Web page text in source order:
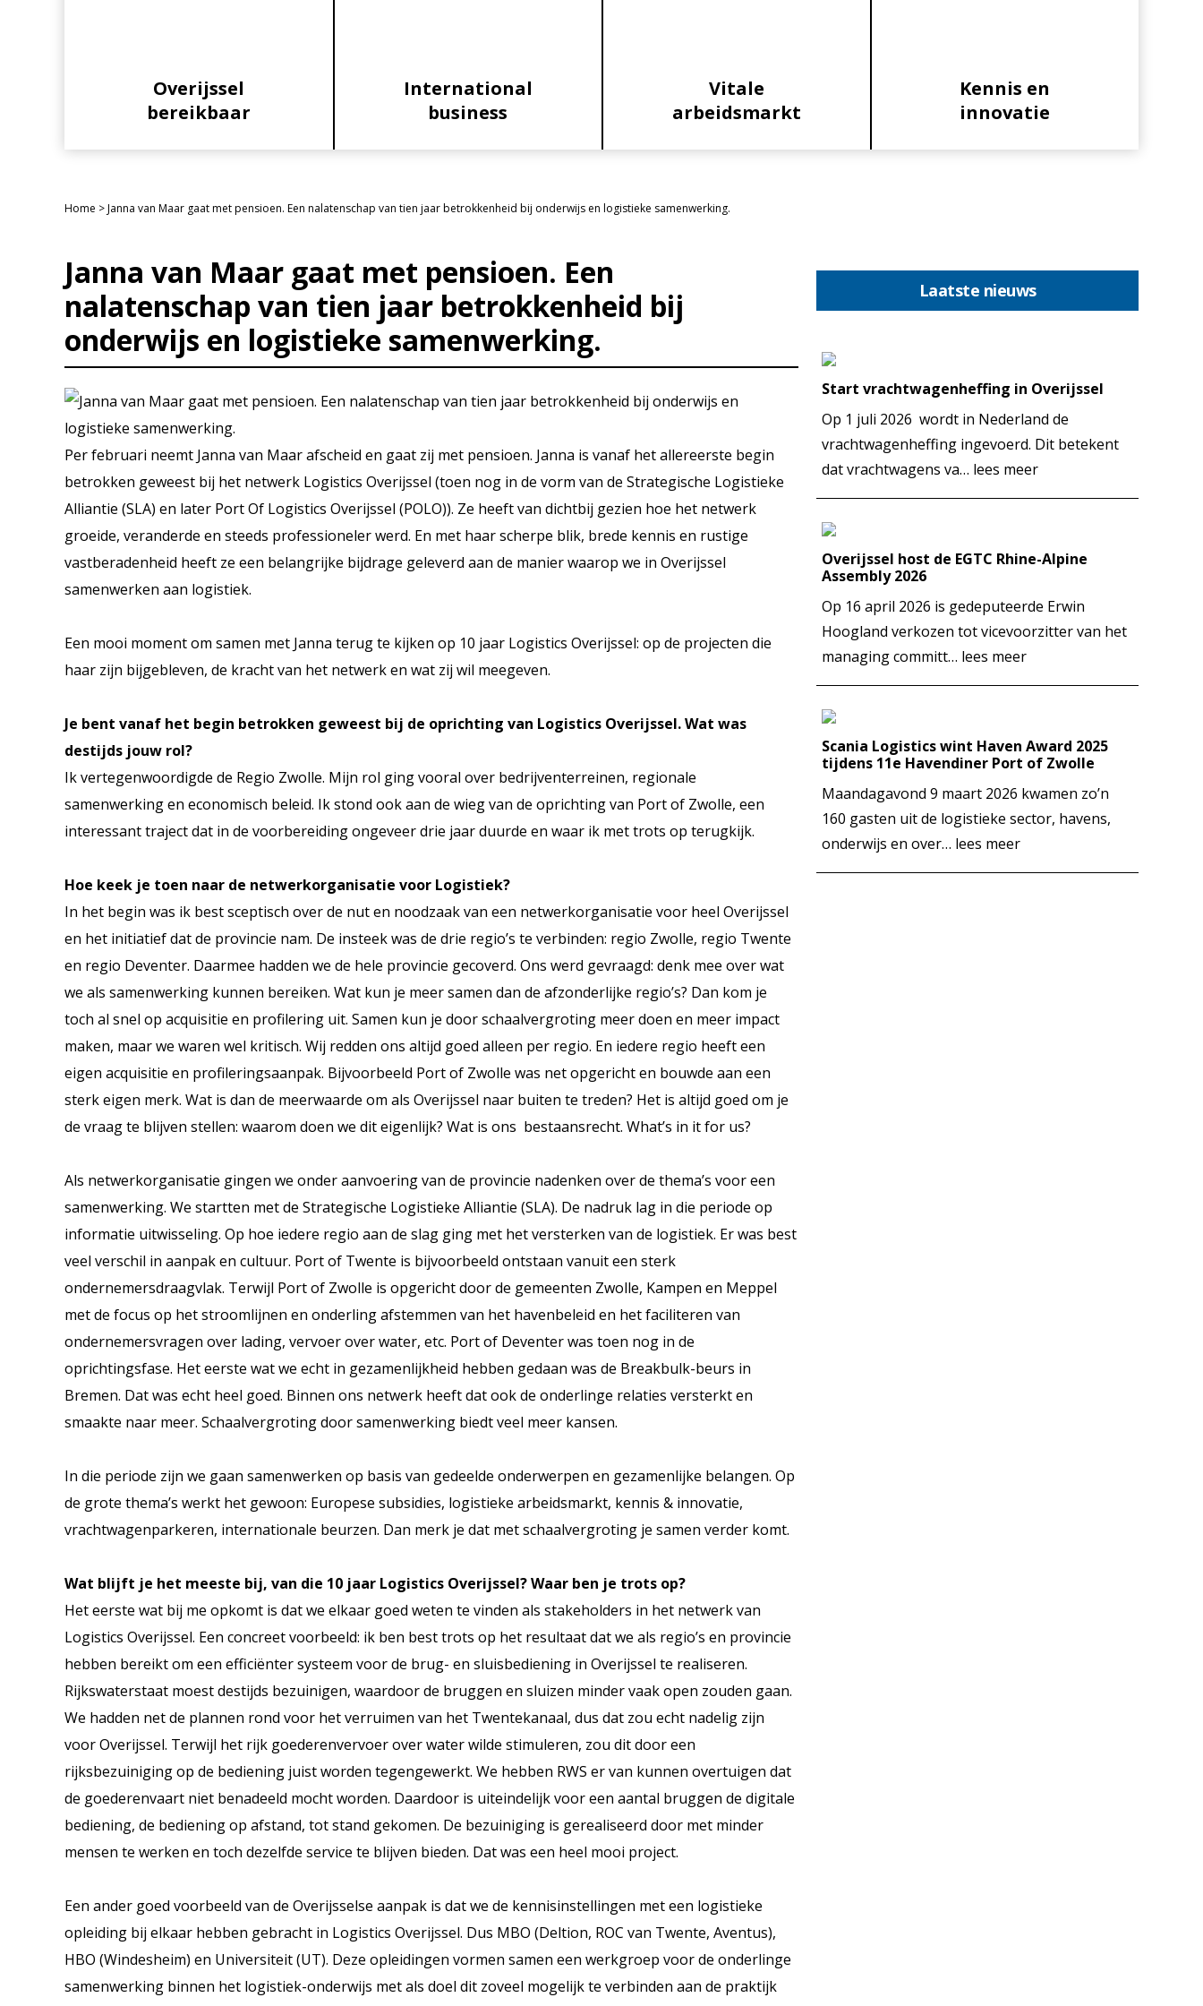
Overijssel
bereikbaar
International
business
Vitale
arbeidsmarkt
Kennis en
innovatie
Home >Janna van Maar gaat met pensioen. Een nalatenschap van tien jaar betrokkenheid bij onderwijs en logistieke samenwerking.
Janna van Maar gaat met pensioen. Een
nalatenschap van tien jaar betrokkenheid bij
onderwijs en logistieke samenwerking.
Per februari neemt Janna van Maar afscheid en gaat zij met pensioen. Janna is vanaf het allereerste begin
betrokken geweest bij het netwerk Logistics Overijssel (toen nog in de vorm van de Strategische Logistieke
Alliantie (SLA) en later Port Of Logistics Overijssel (POLO)). Ze heeft van dichtbij gezien hoe het netwerk
groeide, veranderde en steeds professioneler werd. En met haar scherpe blik, brede kennis en rustige
vastberadenheid heeft ze een belangrijke bijdrage geleverd aan de manier waarop we in Overijssel
samenwerken aan logistiek.
Een mooi moment om samen met Janna terug te kijken op 10 jaar Logistics Overijssel: op de projecten die
haar zijn bijgebleven, de kracht van het netwerk en wat zij wil meegeven.
Je bent vanaf het begin betrokken geweest bij de oprichting van Logistics Overijssel. Wat was
destijds jouw rol?
Ik vertegenwoordigde de Regio Zwolle. Mijn rol ging vooral over bedrijventerreinen, regionale
samenwerking en economisch beleid. Ik stond ook aan de wieg van de oprichting van Port of Zwolle, een
interessant traject dat in de voorbereiding ongeveer drie jaar duurde en waar ik met trots op terugkijk.
Hoe keek je toen naar de netwerkorganisatie voor Logistiek?
In het begin was ik best sceptisch over de nut en noodzaak van een netwerkorganisatie voor heel Overijssel
en het initiatief dat de provincie nam. De insteek was de drie regio’s te verbinden: regio Zwolle, regio Twente
en regio Deventer. Daarmee hadden we de hele provincie gecoverd. Ons werd gevraagd: denk mee over wat
we als samenwerking kunnen bereiken. Wat kun je meer samen dan de afzonderlijke regio’s? Dan kom je
toch al snel op acquisitie en profilering uit. Samen kun je door schaalvergroting meer doen en meer impact
maken, maar we waren wel kritisch. Wij redden ons altijd goed alleen per regio. En iedere regio heeft een
eigen acquisitie en profileringsaanpak. Bijvoorbeeld Port of Zwolle was net opgericht en bouwde aan een
sterk eigen merk. Wat is dan de meerwaarde om als Overijssel naar buiten te treden? Het is altijd goed om je
de vraag te blijven stellen: waarom doen we dit eigenlijk? Wat is ons bestaansrecht. What’s in it for us?
Als netwerkorganisatie gingen we onder aanvoering van de provincie nadenken over de thema’s voor een
samenwerking. We startten met de Strategische Logistieke Alliantie (SLA). De nadruk lag in die periode op
informatie uitwisseling. Op hoe iedere regio aan de slag ging met het versterken van de logistiek. Er was best
veel verschil in aanpak en cultuur. Port of Twente is bijvoorbeeld ontstaan vanuit een sterk
ondernemersdraagvlak. Terwijl Port of Zwolle is opgericht door de gemeenten Zwolle, Kampen en Meppel
met de focus op het stroomlijnen en onderling afstemmen van het havenbeleid en het faciliteren van
ondernemersvragen over lading, vervoer over water, etc. Port of Deventer was toen nog in de
oprichtingsfase. Het eerste wat we echt in gezamenlijkheid hebben gedaan was de Breakbulk-beurs in
Bremen. Dat was echt heel goed. Binnen ons netwerk heeft dat ook de onderlinge relaties versterkt en
smaakte naar meer. Schaalvergroting door samenwerking biedt veel meer kansen.
In die periode zijn we gaan samenwerken op basis van gedeelde onderwerpen en gezamenlijke belangen. Op
de grote thema’s werkt het gewoon: Europese subsidies, logistieke arbeidsmarkt, kennis & innovatie,
vrachtwagenparkeren, internationale beurzen. Dan merk je dat met schaalvergroting je samen verder komt.
Wat blijft je het meeste bij, van die 10 jaar Logistics Overijssel? Waar ben je trots op?
Het eerste wat bij me opkomt is dat we elkaar goed weten te vinden als stakeholders in het netwerk van
Logistics Overijssel. Een concreet voorbeeld: ik ben best trots op het resultaat dat we als regio’s en provincie
hebben bereikt om een efficiënter systeem voor de brug- en sluisbediening in Overijssel te realiseren.
Rijkswaterstaat moest destijds bezuinigen, waardoor de bruggen en sluizen minder vaak open zouden gaan.
We hadden net de plannen rond voor het verruimen van het Twentekanaal, dus dat zou echt nadelig zijn
voor Overijssel. Terwijl het rijk goederenvervoer over water wilde stimuleren, zou dit door een
rijksbezuiniging op de bediening juist worden tegengewerkt. We hebben RWS er van kunnen overtuigen dat
de goederenvaart niet benadeeld mocht worden. Daardoor is uiteindelijk voor een aantal bruggen de digitale
bediening, de bediening op afstand, tot stand gekomen. De bezuiniging is gerealiseerd door met minder
mensen te werken en toch dezelfde service te blijven bieden. Dat was een heel mooi project.
Een ander goed voorbeeld van de Overijsselse aanpak is dat we de kennisinstellingen met een logistieke
opleiding bij elkaar hebben gebracht in Logistics Overijssel. Dus MBO (Deltion, ROC van Twente, Aventus),
HBO (Windesheim) en Universiteit (UT). Deze opleidingen vormen samen een werkgroep voor de onderlinge
samenwerking binnen het logistiek-onderwijs met als doel dit zoveel mogelijk te verbinden aan de praktijk
Primaire
Sidebar
Laatste nieuws
Start vrachtwagenheffing in Overijssel
Op 1 juli 2026 wordt in Nederland de
vrachtwagenheffing ingevoerd. Dit betekent
dat vrachtwagens va… lees meer
Overijssel host de EGTC Rhine-Alpine
Assembly 2026
Op 16 april 2026 is gedeputeerde Erwin
Hoogland verkozen tot vicevoorzitter van het
managing committ… lees meer
Scania Logistics wint Haven Award 2025
tijdens 11e Havendiner Port of Zwolle
Maandagavond 9 maart 2026 kwamen zo’n
160 gasten uit de logistieke sector, havens,
onderwijs en over… lees meer